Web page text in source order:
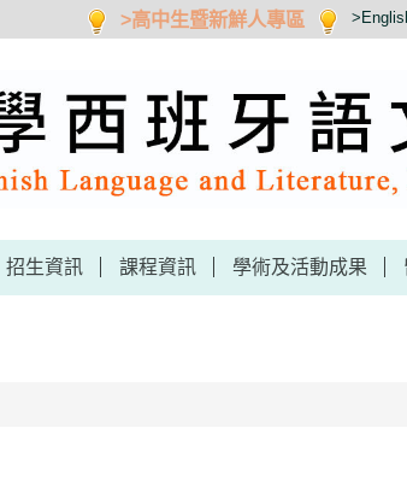
>高中生暨新鮮人專區
招生資訊 課程資訊 學術及活動成果